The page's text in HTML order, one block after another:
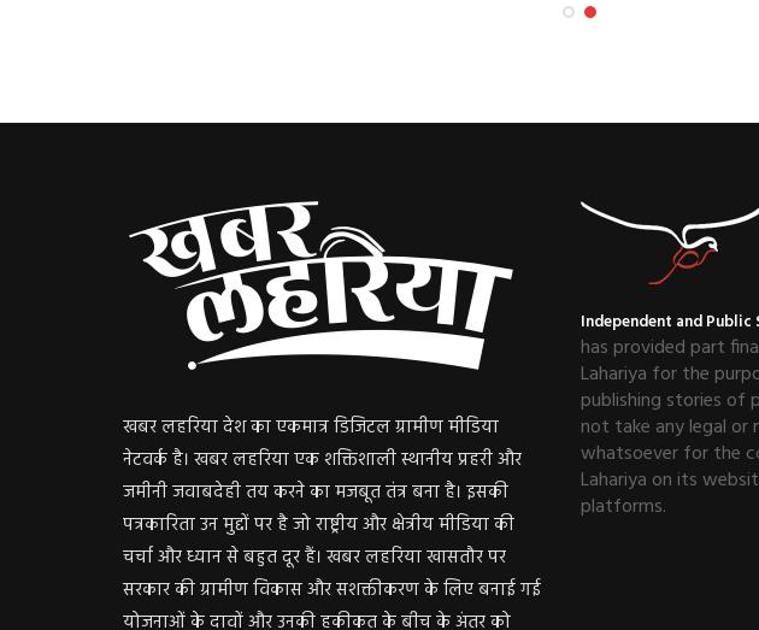
खबर लहरिया देश का एकमात्र डिजिटल ग्रामीण मीडिया
नेटवर्क है। खबर लहरिया एक शक्तिशाली स्थानीय प्रहरी और
जमीनी जवाबदेही तय करने का मजबूत तंत्र बना है। इसकी
पत्रकारिता उन मुद्दों पर है जो राष्ट्रीय और क्षेत्रीय मीडिया की
चर्चा और ध्यान से बहुत दूर हैं। खबर लहरिया खासतौर पर
सरकार की ग्रामीण विकास और सशक्तीकरण के लिए बनाई गई
योजनाओं के दावों और उनकी हकीकत के बीच के अंतर को
Independent and
has provided part
Lahariya for the
publishing stories of
not take any legal or
whatsoever for the
Lahariya on its
platforms.